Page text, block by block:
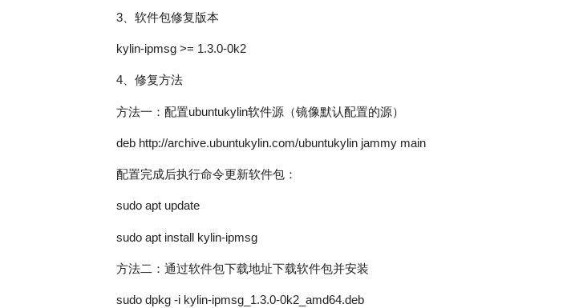
3、软件包修复版本
kylin-ipmsg >= 1.3.0-0k2
4、修复方法
方法一：配置ubuntukylin软件源（镜像默认配置的源）
deb http://archive.ubuntukylin.com/ubuntukylin jammy main
配置完成后执行命令更新软件包：
sudo apt update
sudo apt install kylin-ipmsg
方法二：通过软件包下载地址下载软件包并安装
sudo dpkg -i kylin-ipmsg_1.3.0-0k2_amd64.deb